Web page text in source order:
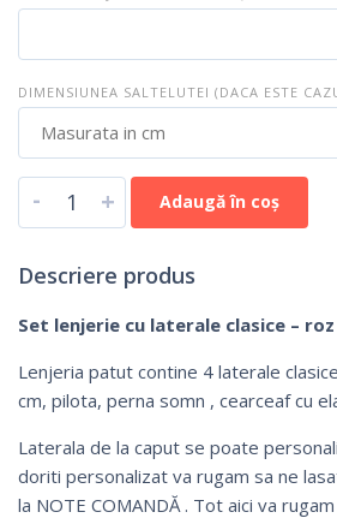
DIMENSIUNEA SALTELUTEI (DACA ESTE
- + Adaugă în coș
Descriere produs
Set lenjerie cu laterale clasice –
Lenjeria patut contine 4 laterale
cm, pilota, perna somn , cearceaf cu
Laterala de la caput se poate
doriti personalizat va rugam sa ne
la NOTE COMANDĂ . Tot aici va